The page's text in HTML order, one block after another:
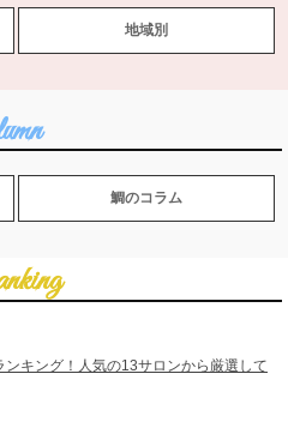
地域別
鯛のコラム
ンキング！人気の13サロンから厳選して